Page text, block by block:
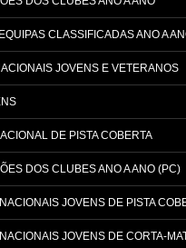
CLASSIFICADAS ANO A
JOVENS E VETERANOS
DE PISTA COBERTA
DOS CLUBES ANO A ANO (PC)
JOVENS DE PISTA
JOVENS DE CORTA-